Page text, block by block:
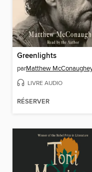
Greenlights
parMatthew
LIVRE AUDIO
RÉSERVER